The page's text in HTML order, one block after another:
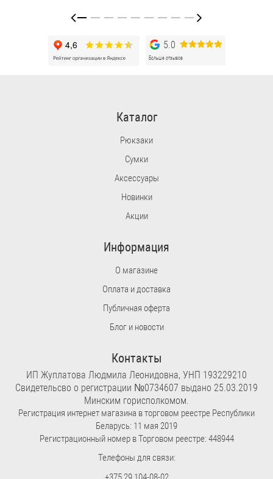
5.0
Больше отзывов
Каталог
Рюкзаки
Сумки
Аксессуары
Новинки
Акции
Информация
О магазине
Оплата и доставка
Публичная оферта
Блог и новости
Контакты
ИП Жуплатова Людмила Леонидовна, УНП 193229210
Свидетельсво о регистрации №0734607 выдано 25.03.2019
Минским горисполкомом.
Регистрация интернет магазина в торговом реестре Республики
Беларусь: 11 мая 2019
Регистрационный номер в Торговом реестре: 448944
Телефоны для связи: